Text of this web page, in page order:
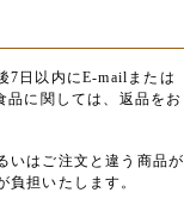
7日以内にE-mailまたは
品に関しては、返品をお
いはご注文と違う商品が
負担いたします。